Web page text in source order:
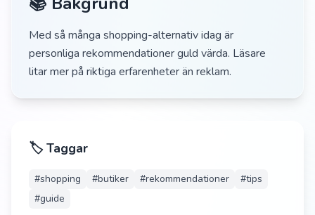
Med så många shopping-alternativ idag är
personliga rekommendationer guld värda. Läsare
litar mer på riktiga erfarenheter än reklam.
🏷️ Taggar
#shopping #butiker #rekommendationer #tips
#guide